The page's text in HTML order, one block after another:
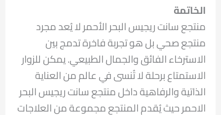
الخاتمة
منتجع سانت ريجيس البحر الأحمر لا يُعد مجرد
منتجع صحي بل هو تجربة فاخرة تدمج بين
الاسترخاء الفائق والجمال الطبيعي. يمكن للزوار
الاستمتاع برحلة لا تُنسى في عالم من العناية
الذاتية والرفاهية داخل منتجع سانت ريجيس البحر
الاحمر حيث يُقدم المنتجع مجموعة من العلاجات